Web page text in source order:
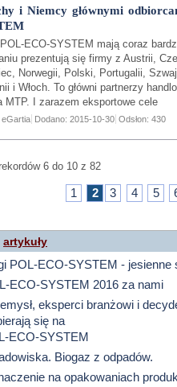
i Niemcy głównymi
ECO-SYSTEM mają coraz
prezentują się firmy z Austrii,
Norwegii, Polski, Portugalii,
i Włoch. To główni partnerzy
MTP. I zarazem eksportowe cele
Dodano: 2015-10-30 Odsłon: 430
6 do 10 z 82
1 2 3 4 5
artykuły
POL-ECO-SYSTEM - jesienne
ECO-SYSTEM 2016 za nami
eksperci branżowi i
się na
ECO-SYSTEM
Biogaz z odpadów.
na opakowaniach